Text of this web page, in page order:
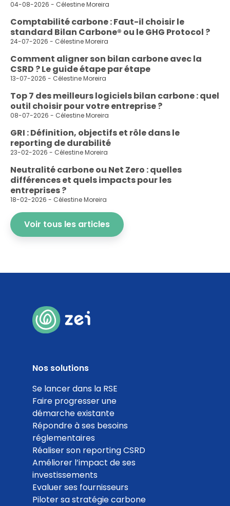
04-08-2026 - Célestine Moreira
Comptabilité carbone : Faut-il choisir le
standard Bilan Carbone® ou le GHG Protocol ?
24-07-2026 - Célestine Moreira
Comment aligner son bilan carbone avec la
CSRD ? Le guide étape par étape
13-07-2026 - Célestine Moreira
Top 7 des meilleurs logiciels bilan carbone : quel
outil choisir pour votre entreprise ?
08-07-2026 - Célestine Moreira
GRI : Définition, objectifs et rôle dans le
reporting de durabilité
23-02-2026 - Célestine Moreira
Neutralité carbone ou Net Zero : quelles
différences et quels impacts pour les
entreprises ?
18-02-2026 - Célestine Moreira
Voir tous les articles
Nos solutions
Se lancer dans la RSE
Faire progresser une
démarche existante
Répondre à ses besoins
réglementaires
Réaliser son reporting CSRD
Améliorer l’impact de ses
investissements
Evaluer ses fournisseurs
Piloter sa stratégie carbone